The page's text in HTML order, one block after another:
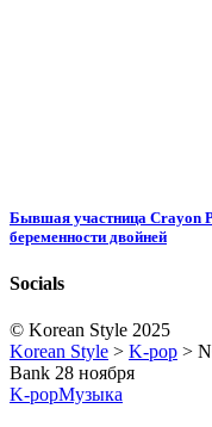
Бывшая участница Crayon
беременности двойней
Socials
© Korean Style 2025
Korean Style > K-pop >
Bank 28 ноября
K-popМузыка